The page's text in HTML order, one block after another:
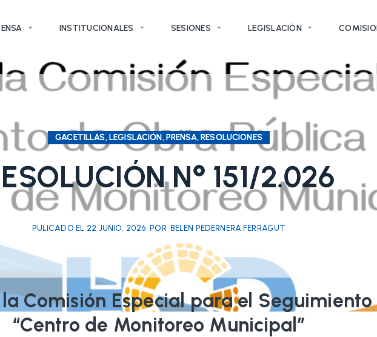
INSTITUCIONALES SESIONES LEGISLACIÓN
GACETILLAS, LEGISLACIÓN, PRENSA, RESOLUCIONES
N° 151/2.026
PULICADO EL 22 JUNIO, 2026 POR BELEN PEDERNERA FERRAGUT
Comisión Especial para el
“Centro de Monitoreo Municipal”